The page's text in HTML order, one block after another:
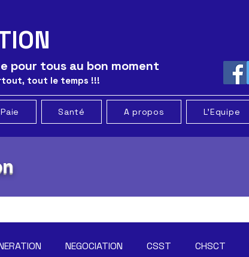
tous au bon moment
tout le temps !!!
Santé A propos L'Equipe
NEGOCIATION CSST CHSCT